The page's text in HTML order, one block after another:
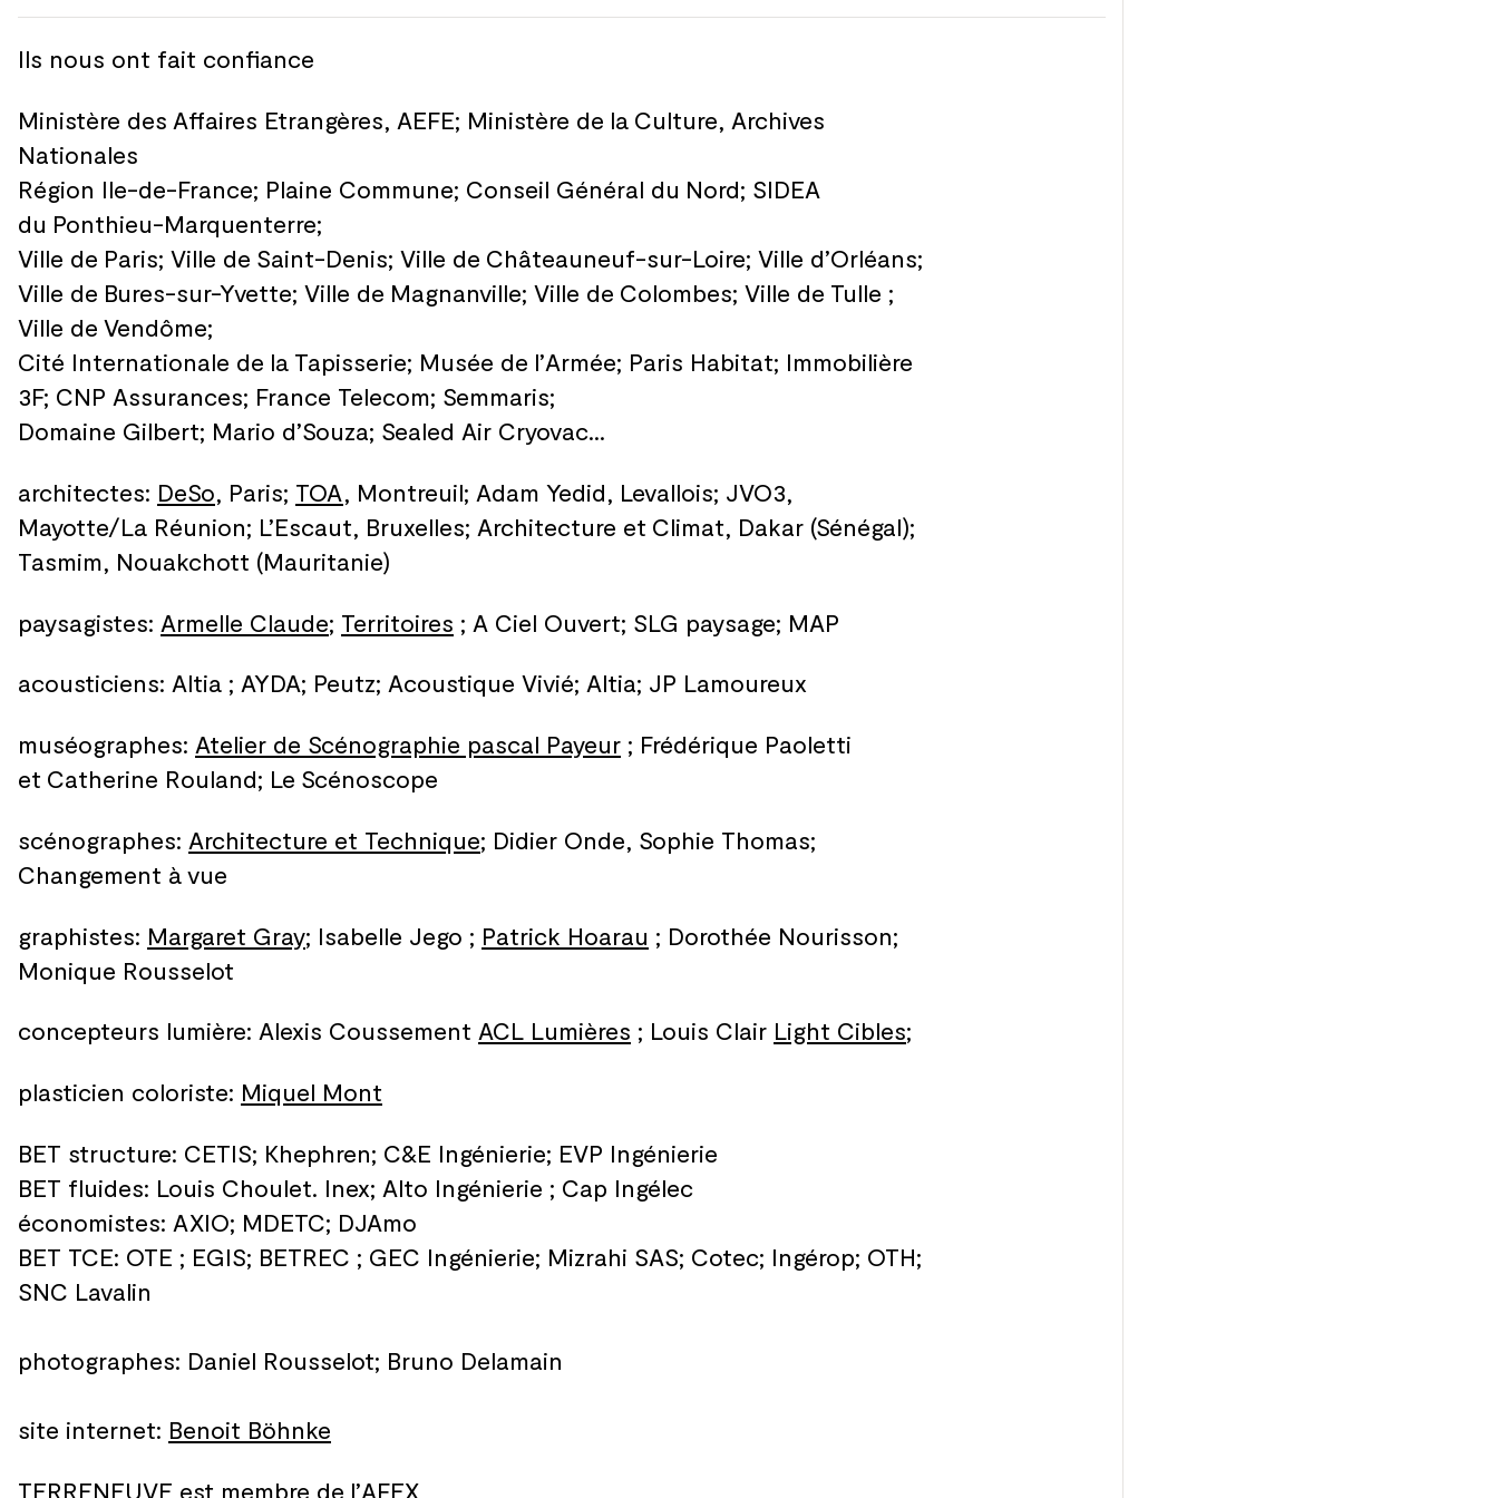
Ils nous ont fait confiance
Ministère des Affaires Etrangères, AEFE; Ministère de la Culture, Archives
Nationales
Région Ile-de-France; Plaine Commune; Conseil Général du Nord; SIDEA
du Ponthieu-Marquenterre;
Ville de Paris; Ville de Saint-Denis; Ville de Châteauneuf-sur-Loire; Ville d’Orléans;
Ville de Bures-sur-Yvette; Ville de Magnanville; Ville de Colombes; Ville de Tulle ;
Ville de Vendôme;
Cité Internationale de la Tapisserie; Musée de l’Armée; Paris Habitat; Immobilière
3F; CNP Assurances; France Telecom; Semmaris;
Domaine Gilbert; Mario d’Souza; Sealed Air Cryovac...
architectes: DeSo , Paris; TOA , Montreuil; Adam Yedid, Levallois; JVO3,
Mayotte/La Réunion; L’Escaut, Bruxelles; Architecture et Climat, Dakar (Sénégal);
Tasmim, Nouakchott (Mauritanie)
paysagistes: Armelle Claude; Territoires ; A Ciel Ouvert; SLG paysage; MAP
acousticiens: Altia ; AYDA; Peutz; Acoustique Vivié; Altia; JP Lamoureux
muséographes: Atelier de Scénographie pascal Payeur ; Frédérique Paoletti
et Catherine Rouland; Le Scénoscope
scénographes: Architecture et Technique; Didier Onde, Sophie Thomas;
Changement à vue
graphistes: Margaret Gray; Isabelle Jego ; Patrick Hoarau ; Dorothée Nourisson;
Monique Rousselot
concepteurs lumière: Alexis Coussement ACL Lumières ; Louis Clair Light Cibles;
plasticien coloriste: Miquel Mont
BET structure: CETIS; Khephren; C&E Ingénierie; EVP Ingénierie
BET fluides: Louis Choulet. Inex; Alto Ingénierie ; Cap Ingélec
économistes: AXIO; MDETC; DJAmo
BET TCE: OTE ; EGIS; BETREC ; GEC Ingénierie; Mizrahi SAS; Cotec; Ingérop; OTH;
SNC Lavalin
photographes: Daniel Rousselot; Bruno Delamain
site internet: Benoit Böhnke
TERRENEUVE est membre de l’AFEX